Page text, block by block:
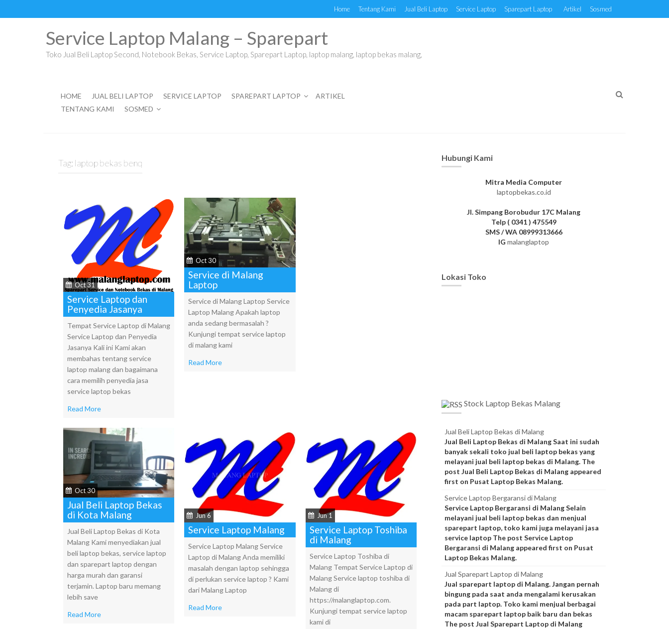
Home Tentang Kami Jual Beli Laptop Service Laptop Sparepart Laptop Artikel Sosmed
Service Laptop Malang – Sparepart
Toko Jual Beli Laptop Second, Notebook Bekas, Service Laptop, Sparepart Laptop, laptop malang, laptop bekas malang,
HOME JUAL BELI LAPTOP SERVICE LAPTOP SPAREPART LAPTOP
ARTIKEL
TENTANG KAMI
SOSMED
Tag: laptop bekas benq
Oct 31
Service Laptop dan
Penyedia Jasanya
Tempat Service Laptop di Malang
Service Laptop dan Penyedia
Jasanya Kali ini Kami akan
membahas tentang service
laptop malang dan bagaimana
cara memilih penyedia jasa
service laptop bekas
Read More
Oct 30
Service di Malang
Laptop
Service di Malang Laptop Service
Laptop Malang Apakah laptop
anda sedang bermasalah ?
Kunjungi tempat service laptop
di malang kami
Read More
Oct 30
Jual Beli Laptop Bekas
di Kota Malang
Jual Beli Laptop Bekas di Kota
Malang Kami menyediakan jual
beli laptop bekas, service laptop
dan sparepart laptop dengan
harga murah dan garansi
terjamin. Laptop baru memang
lebih save
Read More
Jun 6
Service Laptop Malang
Service Laptop Malang Service
Laptop di Malang Anda memiliki
masalah dengan laptop sehingga
di perlukan service laptop ? Kami
dari Malang Laptop
Read More
Jun 1
Service Laptop Toshiba
di Malang
Service Laptop Toshiba di
Malang Tempat Service Laptop di
Malang Service laptop toshiba di
Malang di
https://malanglaptop.com.
Kunjungi tempat service laptop
kami di
Hubungi Kami
Mitra Media Computer
laptopbekas.co.id
Jl. Simpang Borobudur 17C Malang
Telp ( 0341 ) 475549
SMS / WA 08999313666
IG malanglaptop
Lokasi Toko
Stock Laptop Bekas Malang
Jual Beli Laptop Bekas di Malang
Jual Beli Laptop Bekas di Malang Saat ini sudah
banyak sekali toko jual beli laptop bekas yang
melayani jual beli laptop bekas di Malang. The
post Jual Beli Laptop Bekas di Malang appeared
first on Pusat Laptop Bekas Malang.
Service Laptop Bergaransi di Malang
Service Laptop Bergaransi di Malang Selain
melayani jual beli laptop bekas dan menjual
sparepart laptop, toko kami juga melayani jasa
service laptop The post Service Laptop
Bergaransi di Malang appeared first on Pusat
Laptop Bekas Malang.
Jual Sparepart Laptop di Malang
Jual sparepart laptop di Malang. Jangan pernah
bingung pada saat anda mengalami kerusakan
pada part laptop. Toko kami menjual berbagai
macam sparepart laptop baik baru dan bekas
The post Jual Sparepart Laptop di Malang